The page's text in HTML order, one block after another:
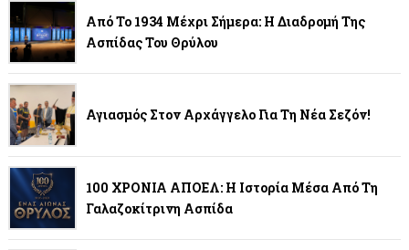
Από Το 1934 Μέχρι Σήμερα: Η Διαδρομή Της
Ασπίδας Του Θρύλου
Αγιασμός Στον Αρχάγγελο Για Τη Νέα Σεζόν!
100 ΧΡΟΝΙΑ ΑΠΟΕΛ: Η Ιστορία Μέσα Από Τη
Γαλαζοκίτρινη Ασπίδα